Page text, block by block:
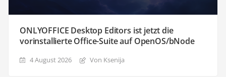
ONLYOFFICE Desktop Editors ist jetzt die
vorinstallierte Office-Suite auf OpenOS/bNode
4 August 2026 Von Ksenija